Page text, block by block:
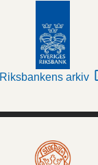
Riksbankens arkiv